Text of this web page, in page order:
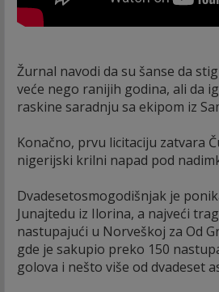
Žurnal navodi da su šanse da
veće nego ranijih godina, ali da
raskine saradnju sa ekipom iz
Konačno, prvu licitaciju zatvara
nigerijski krilni napad pod
Dvadesetosmogodišnjak je
Junajtedu iz Ilorina, a najveći
nastupajući u Norveškoj za Od
gde je sakupio preko 150
golova i nešto više od dvadeset